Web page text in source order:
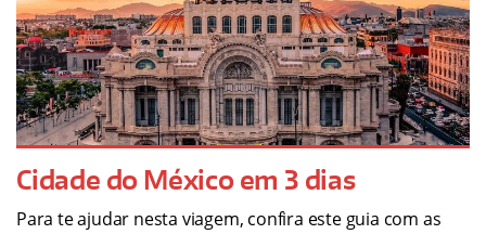
Cidade do México em 3 dias
Para te ajudar nesta viagem, confira este guia com as